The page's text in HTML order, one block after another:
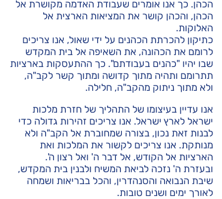
הכהן. כך אנו אומרים שעבודת האדמה מקושרת אל
הכהן, והכהן קושר את המציאות הארצית אל
האלוקות.
כתיקון להכרתת הכהנים על ידי שאול, אנו צריכים
לרומם את הכהונה, את השאיפה אל בית המקדש
שבו יהיו "כהנים בעבודתם". כך ההתעסקות בארציות
תתרומם ותהיה מתוך קדושה ומתוך קשר לקב"ה,
ולא מתוך ניתוק מהקב"ה, חלילה.
אנו עדיין בעיצומו של התהליך של חזרת מלכות
ישראל לארץ ישראל. אנו צריכים זהירות גדולה כדי
לבנות זאת נכון, בצורה שמחוברת אל הקב"ה ולא
מנותקת. אנו צריכים לקשור את המלכות ואת
הארציות אל הקודש, אל דבר ה' ואל רצון ה'.
ובעזרת ה' נזכה לביאת המשיח ולבנין בית המקדש,
שיבת הנבואה והסנהדרין, והכל בבריאות ושמחה
לאורך ימים ושנים טובות.